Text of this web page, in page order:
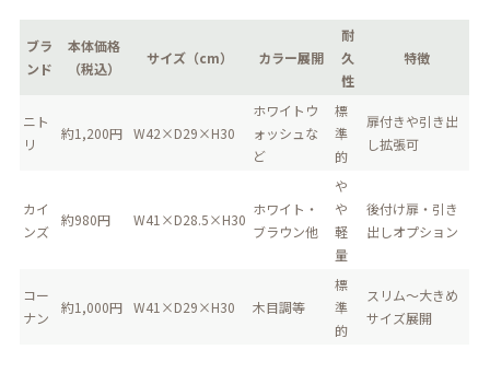
ブラ
ンド
本体価格
（税込）
サイズ（cm） カラー展開
耐
久
性
特徴
ニト
リ
約1,200円 W42×D29×H30
ホワイトウ
ォッシュな
ど
標
準
的
扉付きや引き出
し拡張可
カイ
ンズ
約980円 W41×D28.5×H30
ホワイト・
ブラウン他
や
や
軽
量
後付け扉・引き
出しオプション
コー
ナン
約1,000円 W41×D29×H30 木目調等
標
準
的
スリム～大きめ
サイズ展開